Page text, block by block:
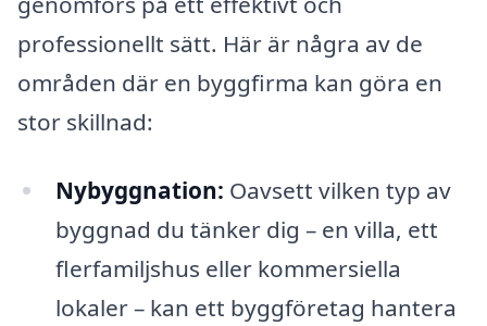
professionellt sätt. Här är några av de
områden där en byggfirma kan göra en
stor skillnad:
Nybyggnation: Oavsett vilken typ av
byggnad du tänker dig – en villa, ett
flerfamiljshus eller kommersiella
lokaler – kan ett byggföretag hantera